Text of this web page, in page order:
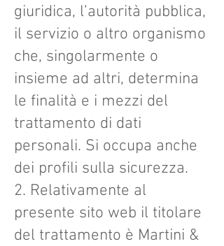
giuridica, l’autorità pubblica,
il servizio o altro organismo
che, singolarmente o
insieme ad altri, determina
le finalità e i mezzi del
trattamento di dati
personali. Si occupa anche
dei profili sulla sicurezza.
2. Relativamente al
presente sito web il titolare
del trattamento è Martini &